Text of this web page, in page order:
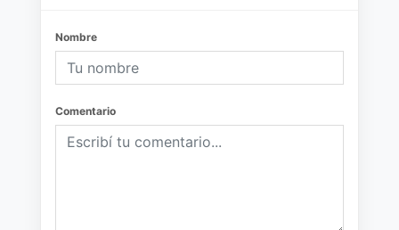
Nombre
Comentario